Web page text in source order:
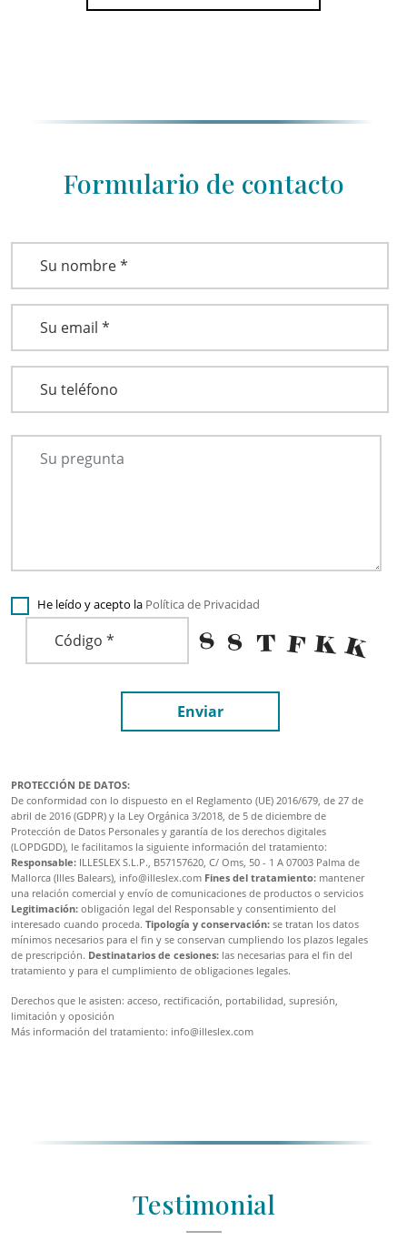
Formulario de contacto
He leído y acepto la Política de Privacidad
Enviar
PROTECCIÓN DE DATOS:
De conformidad con lo dispuesto en el Reglamento (UE) 2016/679, de 27 de
abril de 2016 (GDPR) y la Ley Orgánica 3/2018, de 5 de diciembre de
Protección de Datos Personales y garantía de los derechos digitales
(LOPDGDD), le facilitamos la siguiente información del tratamiento:
Responsable: ILLESLEX S.L.P., B57157620, C/ Oms, 50 - 1 A 07003 Palma de
Mallorca (Illes Balears), info@illeslex.com Fines del tratamiento: mantener
una relación comercial y envío de comunicaciones de productos o servicios
Legitimación: obligación legal del Responsable y consentimiento del
interesado cuando proceda. Tipología y conservación: se tratan los datos
mínimos necesarios para el fin y se conservan cumpliendo los plazos legales
de prescripción. Destinatarios de cesiones: las necesarias para el fin del
tratamiento y para el cumplimiento de obligaciones legales.
Derechos que le asisten: acceso, rectificación, portabilidad, supresión,
limitación y oposición
Más información del tratamiento: info@illeslex.com
Testimonial